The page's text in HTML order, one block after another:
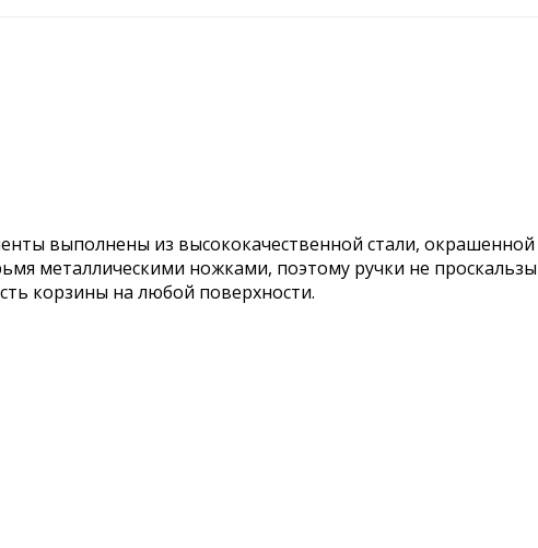
выполнены из высококачественной стали,
металлическими ножками, поэтому ручки не
корзины на любой поверхности.